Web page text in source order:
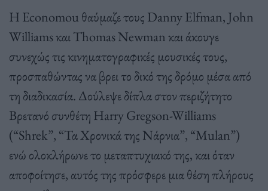
Η Economou θαύμαζε τους Danny Elfman, John
Williams και Thomas Newman και άκουγε
συνεχώς τις κινηματογραφικές μουσικές τους,
προσπαθώντας να βρει το δικό της δρόμο μέσα από
τη διαδικασία. Δούλεψε δίπλα στον περιζήτητο
Βρετανό συνθέτη Harry Gregson-Williams
(“Shrek”, “Τα Χρονικά της Νάρνια”, “Mulan”)
ενώ ολοκλήρωνε το μεταπτυχιακό της, και όταν
αποφοίτησε, αυτός της πρόσφερε μια θέση πλήρους